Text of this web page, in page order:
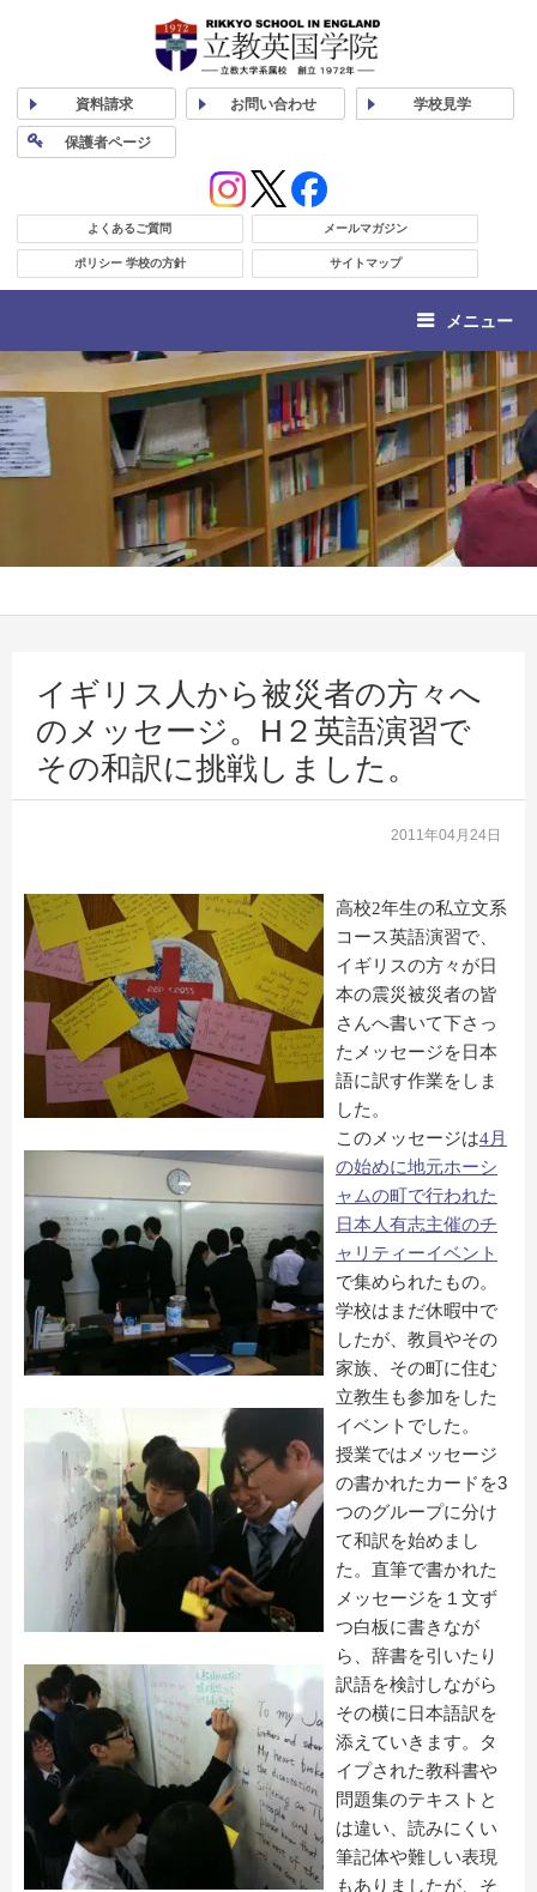
資料請求 お問い合わせ 学校見学
保護者ページ
よくあるご質問 メールマガジン
ポリシー 学校の方針 サイトマップ
メニュー
イギリス人から被災者の方々へ
のメッセージ。H２英語演習で
その和訳に挑戦しました。
2011年04月24日
高校2年生の私立文系
コース英語演習で、
イギリスの方々が日
本の震災被災者の皆
さんへ書いて下さっ
たメッセージを日本
語に訳す作業をしま
した。
このメッセージは4月
の始めに地元ホーシ
ャムの町で行われた
日本人有志主催のチ
ャリティーイベント
で集められたもの。
学校はまだ休暇中で
したが、教員やその
家族、その町に住む
立教生も参加をした
イベントでした。
授業ではメッセージ
の書かれたカードを3
つのグループに分け
て和訳を始めまし
た。直筆で書かれた
メッセージを１文ず
つ白板に書きなが
ら、辞書を引いたり
訳語を検討しながら
その横に日本語訳を
添えていきます。タ
イプされた教科書や
問題集のテキストと
は違い、読みにくい
筆記体や難しい表現
もありましたが、そ